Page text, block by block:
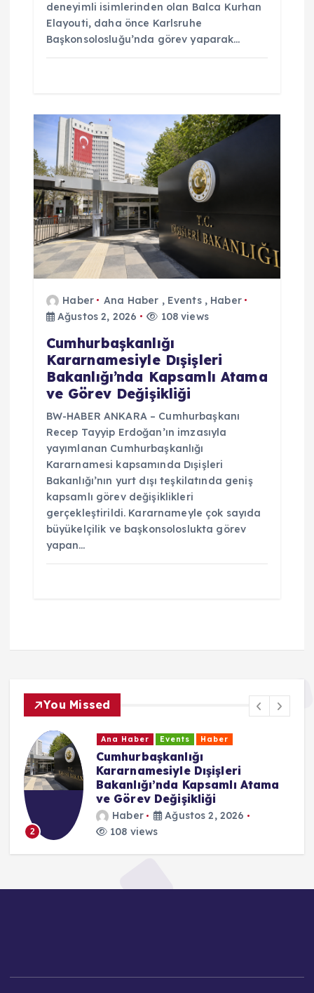
deneyimli isimlerinden olan Balca Kurhan
Elayouti, daha önce Karlsruhe
Başkonsolosluğu’nda görev yaparak…
Haber Ana Haber , Events, Haber
Ağustos 2, 2026
108 views
Cumhurbaşkanlığı
Kararnamesiyle Dışişleri
Bakanlığı’nda Kapsamlı Atama
ve Görev Değişikliği
BW-HABER ANKARA – Cumhurbaşkanı
Recep Tayyip Erdoğan’ın imzasıyla
yayımlanan Cumhurbaşkanlığı
Kararnamesi kapsamında Dışişleri
Bakanlığı’nın yurt dışı teşkilatında geniş
kapsamlı görev değişiklikleri
gerçekleştirildi. Kararnameyle çok sayıda
büyükelçilik ve başkonsoloslukta görev
yapan…
You Missed
2
Ana Haber Events Haber
Cumhurbaşkanlığı
Kararnamesiyle Dışişleri
Bakanlığı’nda Kapsamlı Atama
ve Görev Değişikliği
Haber
Ağustos 2, 2026
108 views